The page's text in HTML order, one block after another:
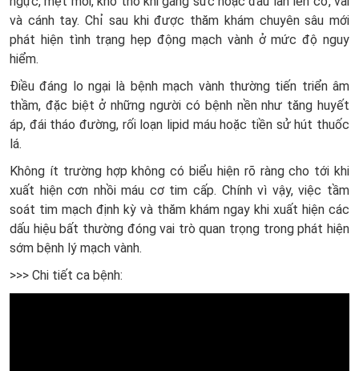
và cánh tay. Chỉ sau khi được thăm khám chuyên sâu mới
phát hiện tình trạng hẹp động mạch vành ở mức độ nguy
hiểm.
Điều đáng lo ngại là bệnh mạch vành thường tiến triển âm
thầm, đặc biệt ở những người có bệnh nền như tăng huyết
áp, đái tháo đường, rối loạn lipid máu hoặc tiền sử hút thuốc
lá.
Không ít trường hợp không có biểu hiện rõ ràng cho tới khi
xuất hiện cơn nhồi máu cơ tim cấp. Chính vì vậy, việc tầm
soát tim mạch định kỳ và thăm khám ngay khi xuất hiện các
dấu hiệu bất thường đóng vai trò quan trọng trong phát hiện
sớm bệnh lý mạch vành.
>>> Chi tiết ca bệnh: